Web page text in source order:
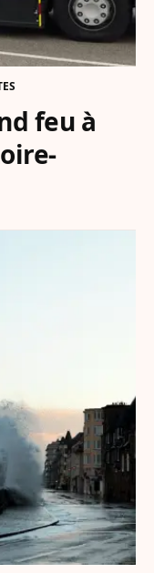
feu à